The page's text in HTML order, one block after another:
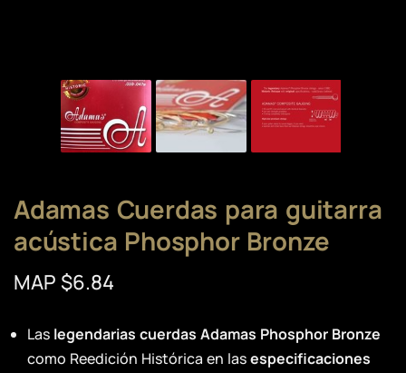
Adamas Cuerdas para guitarra
acústica Phosphor Bronze
MAP $6.84
Las legendarias cuerdas Adamas Phosphor Bronze
como Reedición Histórica en lasespecificaciones